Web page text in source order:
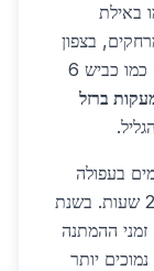
באילת
גבוהות ב-40% בגלל מרחקים, בצפון
ההסעה מהירה וזולה, עם כבישים משופרים כמו כביש 6
ברזל
בעפולה
ובקרבתה, שמאפשרים אספקה תוך 24-48 שעות. בשנת
זמני ההמתנה
ל-2024. מחירים נמוכים יותר